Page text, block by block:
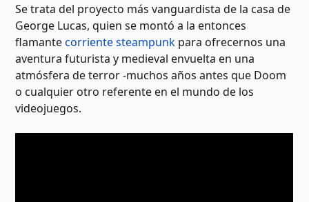
Se trata del proyecto más vanguardista de la casa de
George Lucas, quien se montó a la entonces
flamantecorriente steampunk para ofrecernos una
aventura futurista y medieval envuelta en una
atmósfera de terror -muchos años antes que Doom
o cualquier otro referente en el mundo de los
videojuegos.